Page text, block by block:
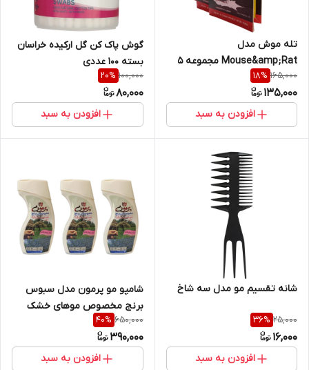
تله موش مدل
Mouse&amp;Rat مجموعه 5
عددی
165,000
18%
135,000
افزودن به سبد
گوش پاک کن گل ارکیده خراسان
بسته 100 عددی
100,000
20%
80,000
افزودن به سبد
شانه تقسیم مو مدل سه شاخ
25,000
36%
16,000
افزودن به سبد
شامپو مو پرمون مدل سبوس
برنج مخصوص موهای خشک
بسته 3 عددی
650,000
40%
390,000
افزودن به سبد